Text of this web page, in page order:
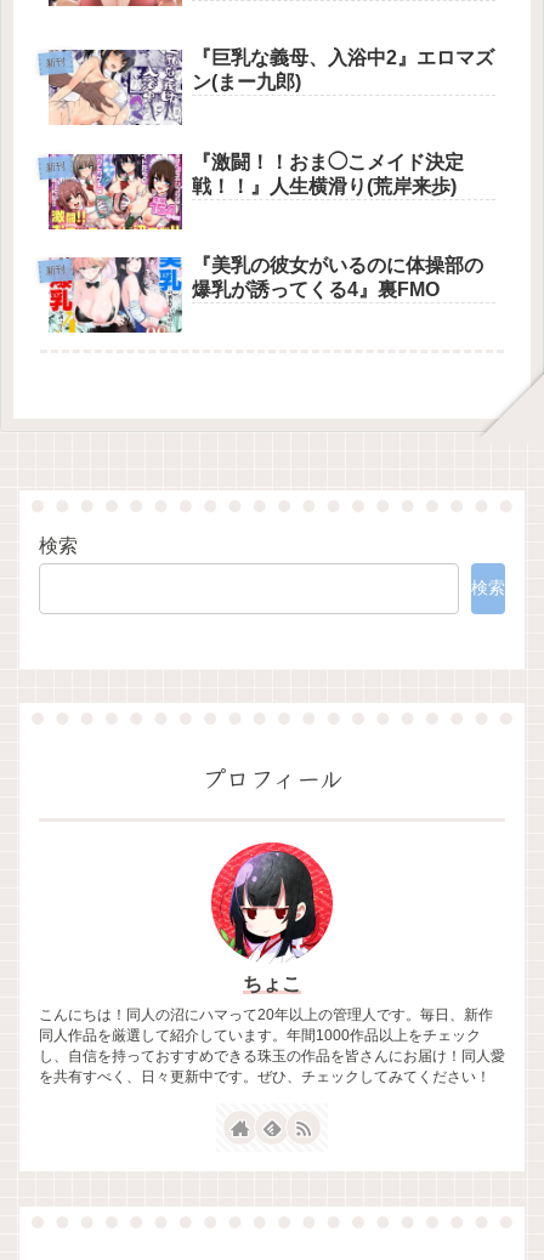
新刊
『巨乳な義母、入浴中2』エロマズ
ン(まー九郎)
新刊
『激闘！！おま◯こメイド決定
戦！！』人生横滑り(荒岸来歩)
新刊
『美乳の彼女がいるのに体操部の
爆乳が誘ってくる4』裏FMO
検索
検索
プロフィール
ちょこ
こんにちは！同人の沼にハマって20年以上の管理人です。毎日、新作
同人作品を厳選して紹介しています。年間1000作品以上をチェック
し、自信を持っておすすめできる珠玉の作品を皆さんにお届け！同人愛
を共有すべく、日々更新中です。ぜひ、チェックしてみてください！